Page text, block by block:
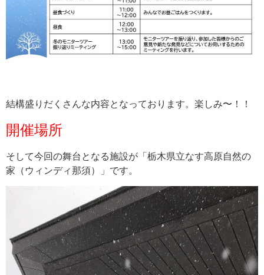
結構盛りだくさんな内容となっております。楽しみ〜！！
開催場所
そして今回の舞台となる施設が「栃木県立なす高原自然の
家（ウィンディ那須）」です。